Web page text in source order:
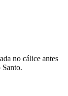
no cálice antes